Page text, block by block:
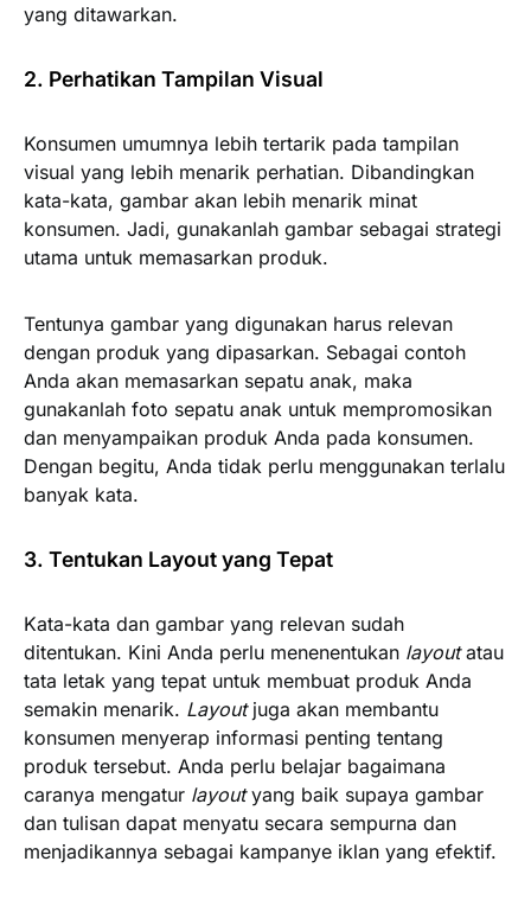
yang ditawarkan.
2. Perhatikan Tampilan Visual
Konsumen umumnya lebih tertarik pada tampilan
visual yang lebih menarik perhatian. Dibandingkan
kata-kata, gambar akan lebih menarik minat
konsumen. Jadi, gunakanlah gambar sebagai strategi
utama untuk memasarkan produk.
Tentunya gambar yang digunakan harus relevan
dengan produk yang dipasarkan. Sebagai contoh
Anda akan memasarkan sepatu anak, maka
gunakanlah foto sepatu anak untuk mempromosikan
dan menyampaikan produk Anda pada konsumen.
Dengan begitu, Anda tidak perlu menggunakan terlalu
banyak kata.
3. Tentukan Layout yang Tepat
Kata-kata dan gambar yang relevan sudah
ditentukan. Kini Anda perlu menenentukan layoutatau
tata letak yang tepat untuk membuat produk Anda
semakin menarik. Layoutjuga akan membantu
konsumen menyerap informasi penting tentang
produk tersebut. Anda perlu belajar bagaimana
caranya mengatur layoutyang baik supaya gambar
dan tulisan dapat menyatu secara sempurna dan
menjadikannya sebagai kampanye iklan yang efektif.